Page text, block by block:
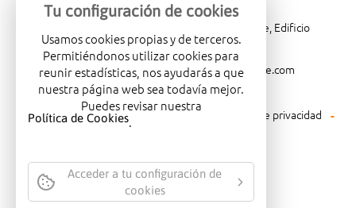
Carretera de Madrid Km. 4, 03114 Alicante, Edificio
Administrativo, planta 3ª
966081001
merca@mercalicante.com
Aviso legal Política de cookies
Política de privacidad
Política medioambiental
EMPRESA CERTIFICADA CON EL
Tu configuración de cookies
Usamos cookies propias y de terceros.
Permitiéndonos utilizar cookies para
reunir estadísticas, nos ayudarás a que
nuestra página web sea todavía mejor.
Puedes revisar nuestra
Política de Cookies.
Acceder a tu configuración de
cookies